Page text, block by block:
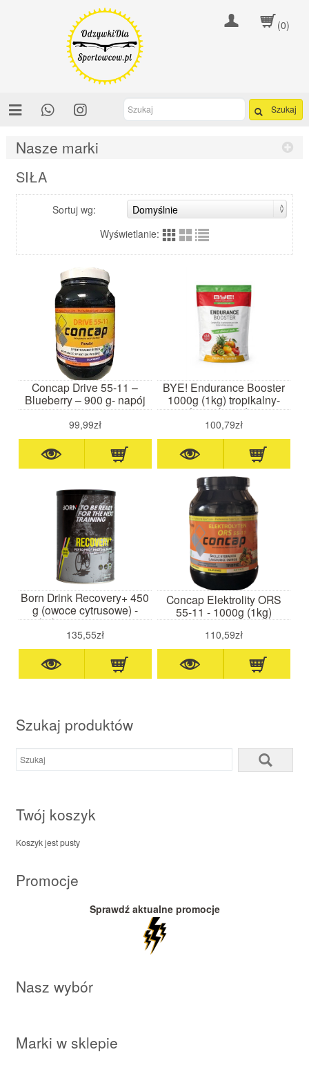
(0)
Szukaj
Nasze marki
SIŁA
Sortuj wg:
Wyświetlanie:
Concap Drive 55-11 –
Blueberry – 900 g- napój
energetyczny
99,99zł
BYE! Endurance Booster
1000g (1kg) tropikalny-
napój węglowodanowy
100,79zł
Born Drink Recovery+ 450
g (owoce cytrusowe) -
shake regeneracyjny
135,55zł
Concap Elektrolity ORS
55-11 - 1000g (1kg)
110,59zł
Szukaj produktów
Twój koszyk
Koszyk jest pusty
Promocje
Sprawdź aktualne promocje
Nasz wybór
Marki w sklepie